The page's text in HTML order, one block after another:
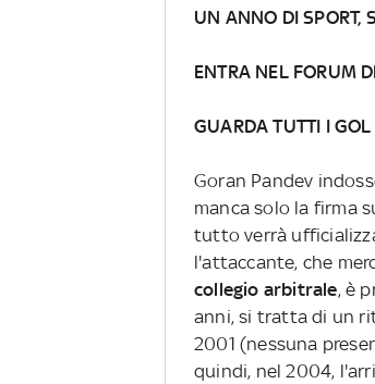
UN ANNO DI SPORT,
ENTRA NEL FORUM
GUARDA TUTTI I
Goran Pandev
manca solo la firma
tutto verrà
l'attaccante, che
collegio arbitrale, è
anni, si tratta di un
2001 (nessuna
quindi, nel 2004,